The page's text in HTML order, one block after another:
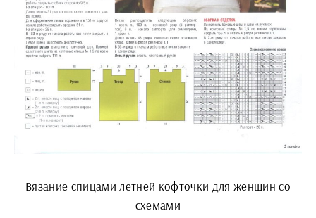
Вязание спицами летней кофточки для женщин со
схемами